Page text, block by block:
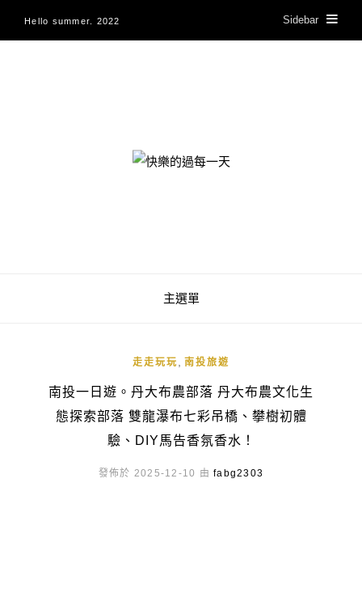
Hello summer. 2022 Sidebar
快樂的過每一天
主選單
走走玩玩 南投旅遊
南投一日遊。丹大布農部落 丹大布農文化生
態探索部落 雙龍瀑布七彩吊橋、攀樹初體
驗、DIY馬告香氛香水！
發佈於 2025-12-10 由fabg2303